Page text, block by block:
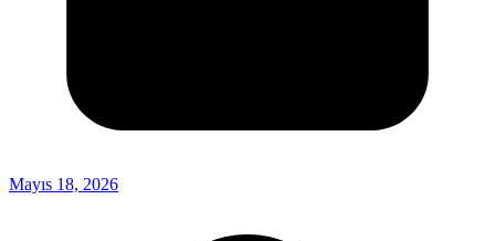
Mayıs 18, 2026